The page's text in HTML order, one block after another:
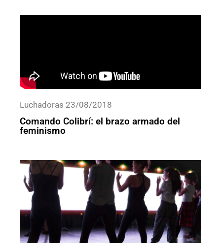
Luchadoras 23/08/2018
Comando Colibrí: el brazo armado del
feminismo